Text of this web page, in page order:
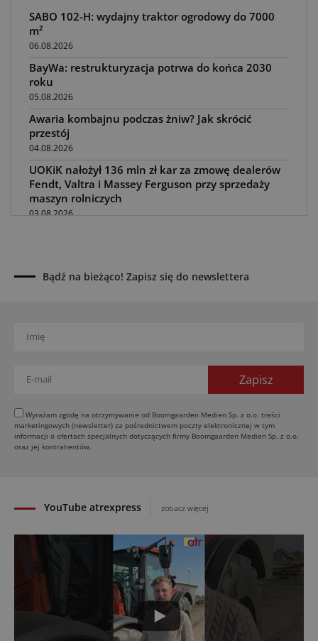
SABO 102-H: wydajny traktor ogrodowy do 7000
m²
06.08.2026
BayWa: restrukturyzacja potrwa do końca 2030
roku
05.08.2026
Awaria kombajnu podczas żniw? Jak skrócić
przestój
04.08.2026
UOKiK nałożył 136 mln zł kar za zmowę dealerów
Fendt, Valtra i Massey Ferguson przy sprzedaży
maszyn rolniczych
03.08.2026
Rzepak hybrydowy: sposób na wyższą rentowność
01.08.2026
31.07.2026
Kukurydza w Polsce: aktualny stan plantacji
30.07.2026
Amazone ZG-TX precyzyjniejszy rozsiewacz
29.07.2026
YouTube atrexpress zobacz więcej
Bądź na bieżąco! Zapisz się do newslettera
Wyrażam zgodę na otrzymywanie od Boomgaarden Medien Sp. z o.o. treści
marketingowych (newsletter) za pośrednictwem poczty elektronicznej w tym
informacji o ofertach specjalnych dotyczących firmy Boomgaarden Medien Sp. z o.o.
oraz jej kontrahentów.